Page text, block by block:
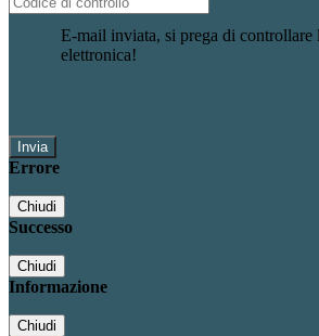
E-mail inviata, si prega di controllare
elettronica!
Errore
Chiudi
Successo
Chiudi
Informazione
Chiudi